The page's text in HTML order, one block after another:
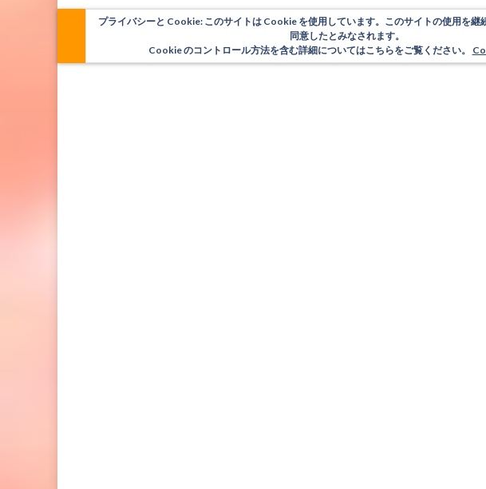
プライバシーと Cookie: このサイトは Cookie を使用しています。このサイトの使用を継
同意したとみなされます。
Cookie のコントロール方法を含む詳細についてはこちらをご覧ください。